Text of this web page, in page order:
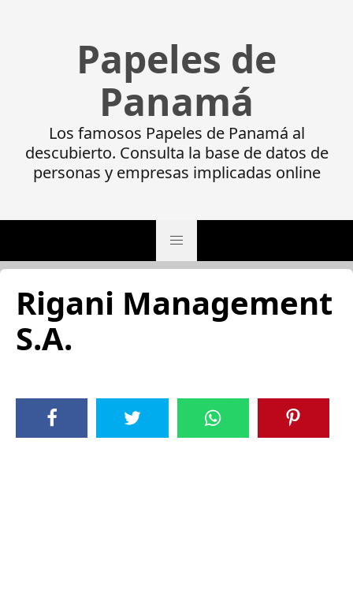
Papeles de
Panamá
Los famosos Papeles de Panamá al
descubierto. Consulta la base de datos de
personas y empresas implicadas online
Rigani Management
S.A.